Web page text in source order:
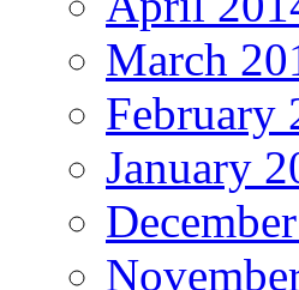
March
February
January